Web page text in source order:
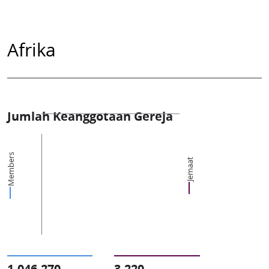
Afrika
Jumlah Keanggotaan Gereja
Members Jemaat